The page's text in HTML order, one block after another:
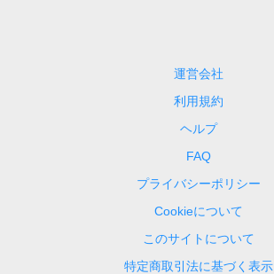
運営会社
利用規約
ヘルプ
FAQ
プライバシーポリシー
Cookieについて
このサイトについて
特定商取引法に基づく表示